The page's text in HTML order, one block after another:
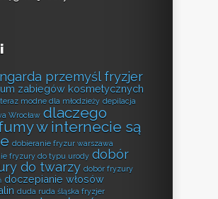
przemyśl fryzjer
zabiegów kosmetycznych
modne dla młodzieży depilacja
Wrocław dlaczego
w internecie są
dobieranie fryzur warszawa
fryzury do typu urody dobór
do twarzy dobór fryzury
doczepianie włosów
duda ruda śląska fryzjer